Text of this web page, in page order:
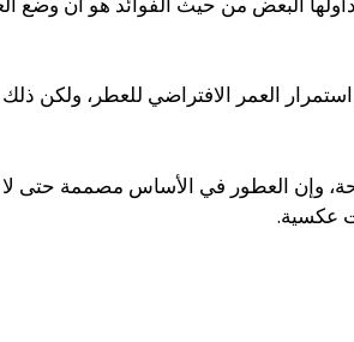
العمر الافتراضي للعطر، ولكن
وإن العطور في الأساس مصممة حتى لا
عكسية.